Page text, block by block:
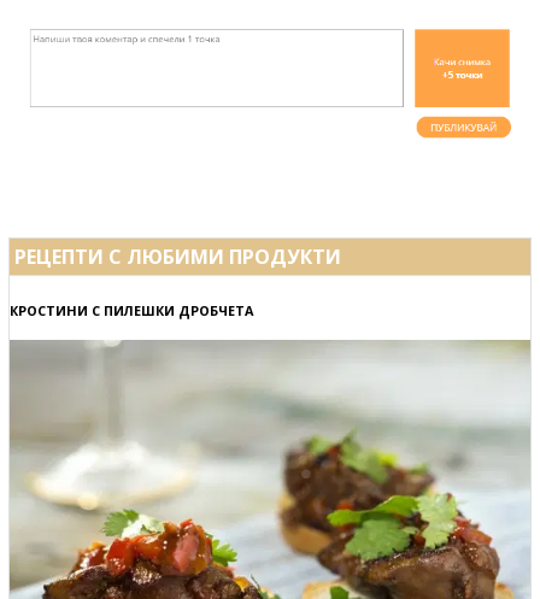
РЕЦЕПТИ С ЛЮБИМИ ПРОДУКТИ
КРОСТИНИ С ПИЛЕШКИ ДРОБЧЕТА